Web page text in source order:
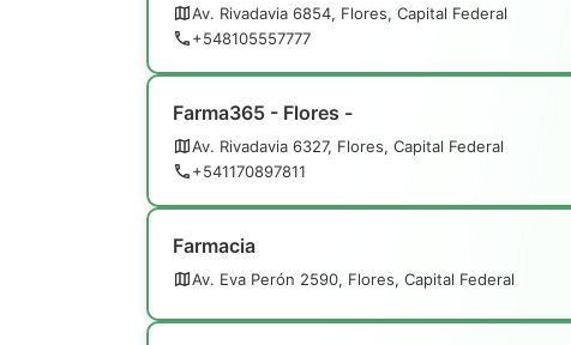
Av. Rivadavia 6854, Flores, Capital Federal
+548105557777
Farma365 - Flores -
Av. Rivadavia 6327, Flores, Capital Federal
+541170897811
Farmacia
Av. Eva Perón 2590, Flores, Capital Federal